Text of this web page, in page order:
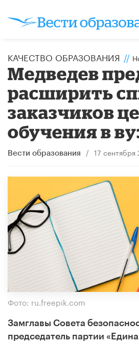
КАЧЕСТВО ОБРАЗОВАНИЯ //
Медведев
расширить
заказчиков
обучения в
Вести образования / 17 сентября
Фото: ru.freepik.com
Замглавы Совета
председатель партии